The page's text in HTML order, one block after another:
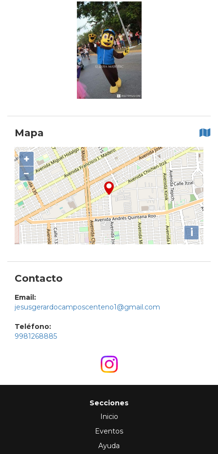
Mapa
+
−
i
Contacto
Email:
jesusgerardocamposcenteno1@gmail.com
Teléfono:
9981268885
Secciones
Inicio
Eventos
Ayuda